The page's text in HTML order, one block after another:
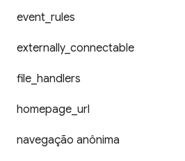
event rules
externally_ connectable
file handlers
homepage url
navegação anônima